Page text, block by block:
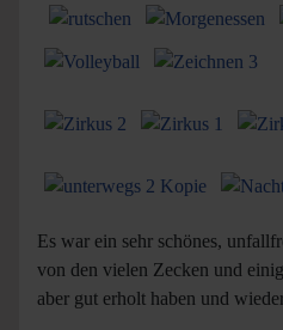
Es war ein sehr schönes,
von den vielen Zecken und
aber gut erholt haben und